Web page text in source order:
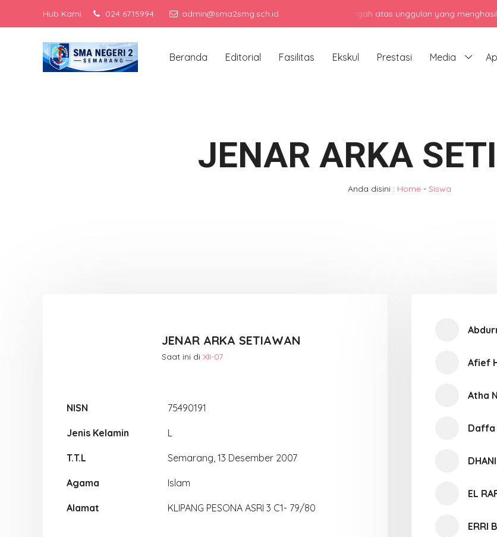
Hub Kami 024 6715994 admin@sma2smg.sch.idMenjadi sekolah menengah atas unggulan yang menghasilkan
Beranda Editorial Fasilitas Ekskul Prestasi Media
JENAR ARKA
Anda disini : Home - Siswa
JENAR ARKA SETIAWAN
Saat ini di XII-07
NISN 75490191
Jenis Kelamin L
T.T.L Semarang, 13 Desember 2007
Agama Islam
Alamat KLIPANG PESONA ASRI 3 C1- 79/80
Afief
Atha
Daffa
EL
ERRI